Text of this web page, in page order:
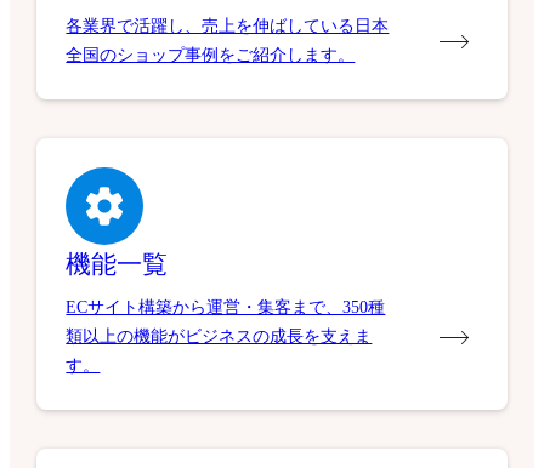
各業界で活躍し、売上を伸ばしている日本
全国のショップ事例をご紹介します。
機能一覧
ECサイト構築から運営・集客まで、350種
類以上の機能がビジネスの成長を支えま
す。